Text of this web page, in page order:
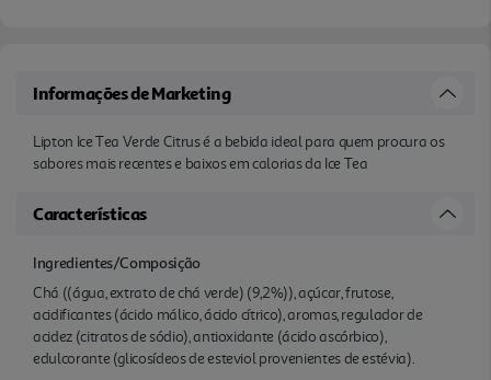
Informações de Marketing
Lipton Ice Tea Verde Citrus é a bebida ideal para quem procura os
sabores mais recentes e baixos em calorias da Ice Tea
Características
Ingredientes/Composição
Chá ((água, extrato de chá verde) (9,2%)), açúcar, frutose,
acidificantes (ácido málico, ácido cítrico), aromas, regulador de
acidez (citratos de sódio), antioxidante (ácido ascórbico),
edulcorante (glicosídeos de esteviol provenientes de estévia).